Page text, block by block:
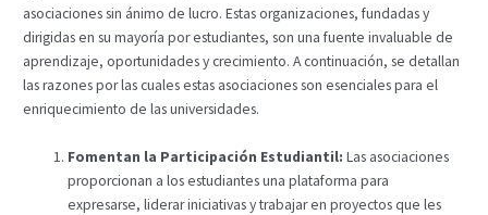
asociaciones sin ánimo de lucro. Estas organizaciones, fundadas y
dirigidas en su mayoría por estudiantes, son una fuente invaluable de
aprendizaje, oportunidades y crecimiento. A continuación, se detallan
las razones por las cuales estas asociaciones son esenciales para el
enriquecimiento de las universidades.
Fomentan la Participación Estudiantil: Las asociaciones
proporcionan a los estudiantes una plataforma para
expresarse, liderar iniciativas y trabajar en proyectos que les